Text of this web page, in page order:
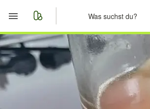
Start
Merkliste
Nachrichten